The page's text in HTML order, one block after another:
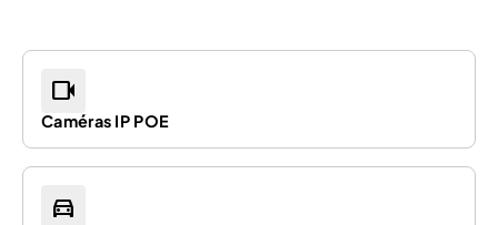
videocam
Caméras IP POE
directions_car